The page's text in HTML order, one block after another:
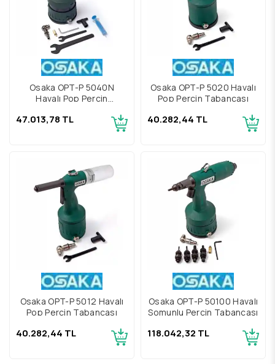
Osaka OPT-P 5040N
Havalı Pop Perçin
47.013,78 TL
Osaka OPT-P 5020 Havalı
Pop Perçin Tabancası
40.282,44 TL
Osaka OPT-P 5012 Havalı
Pop Perçin Tabancası
40.282,44 TL
Osaka OPT-P 50100 Havalı
Somunlu Perçin Tabancası
118.042,32 TL